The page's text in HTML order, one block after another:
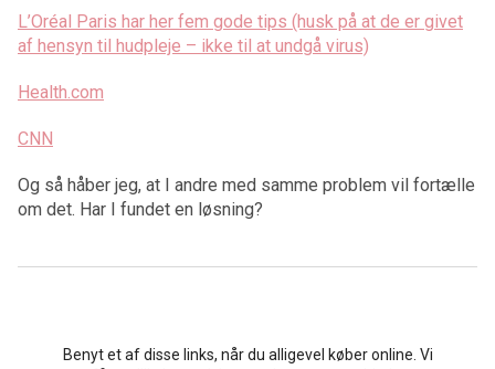
L’Oréal Paris har her fem gode tips (husk på at de er givet
af hensyn til hudpleje – ikke til at undgå virus)
Health.com
CNN
Og så håber jeg, at I andre med samme problem vil fortælle
om det. Har I fundet en løsning?
Benyt et af disse links, når du alligevel køber online. Vi